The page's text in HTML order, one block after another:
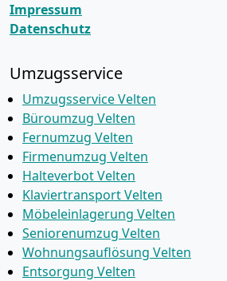
Impressum
Datenschutz
Umzugsservice
Umzugsservice Velten
Büroumzug Velten
Fernumzug Velten
Firmenumzug Velten
Halteverbot Velten
Klaviertransport Velten
Möbeleinlagerung Velten
Seniorenumzug Velten
Wohnungsauflösung Velten
Entsorgung Velten